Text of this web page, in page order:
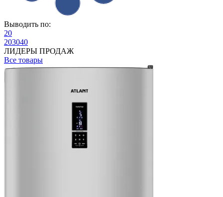
Выводить по:
20
203040
ЛИДЕРЫ ПРОДАЖ
Все товары